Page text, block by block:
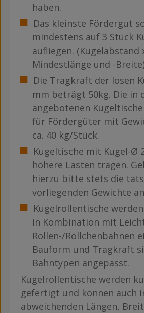
haben.
Das kleinste Fördergut
mindestens auf 3 Stück
aufliegen. (Kugelabstand
Mindestlänge und -
Die Tragkraft der losen
mm beträgt 50kg. Die in
angebotenen
für Fördergüter mit
ca. 40 kg/Stück.
Kugeltische mit Kugel-Ø
höhere Lasten tragen.
hierzu bitte stets die
vorliegenden Gewichte
Kugelrollentische
in Kombination mit
Rollen-/Röllchenbahnen
Bauform und Tragkraft
Bahntypen angepasst.
Kugelrollentische werden
gefertigt und können auch
abweichenden Längen,